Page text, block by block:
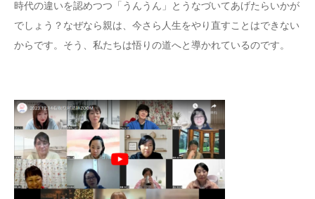
時代の違いを認めつつ「うんうん」とうなづいてあげたらいかが
でしょう？なぜなら親は、今さら人生をやり直すことはできない
からです。そう、私たちは悟りの道へと導かれているのです。